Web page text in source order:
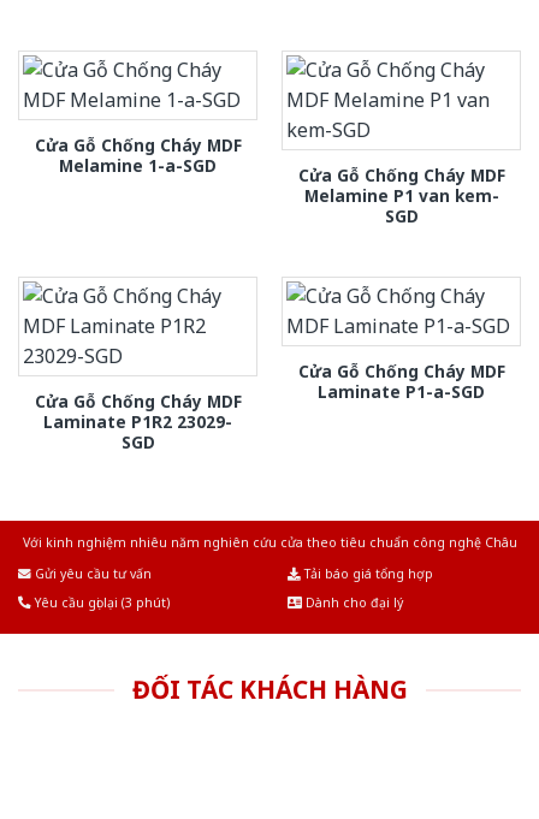
Cửa Gỗ Chống Cháy MDF
Melamine 1-a-SGD
Cửa Gỗ Chống Cháy MDF
Melamine P1 van kem-
SGD
Cửa Gỗ Chống Cháy MDF
Laminate P1R2 23029-
SGD
Cửa Gỗ Chống Cháy MDF
Laminate P1-a-SGD
Với kinh nghiệm nhiêu năm nghiên cứu cửa theo tiêu chuẩn công nghệ Châu
Gửi yêu cầu tư vấn
Tải báo giá tổng hợp
Yêu cầu gọi lại (3 phút)
Dành cho đại lý
ĐỐI TÁC KHÁCH HÀNG